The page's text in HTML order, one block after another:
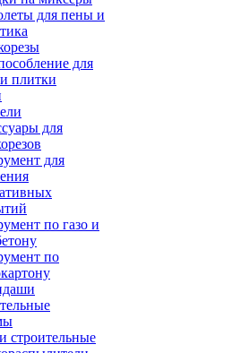
для пены и
для
плитки
для
для
по газо и
по
строительные